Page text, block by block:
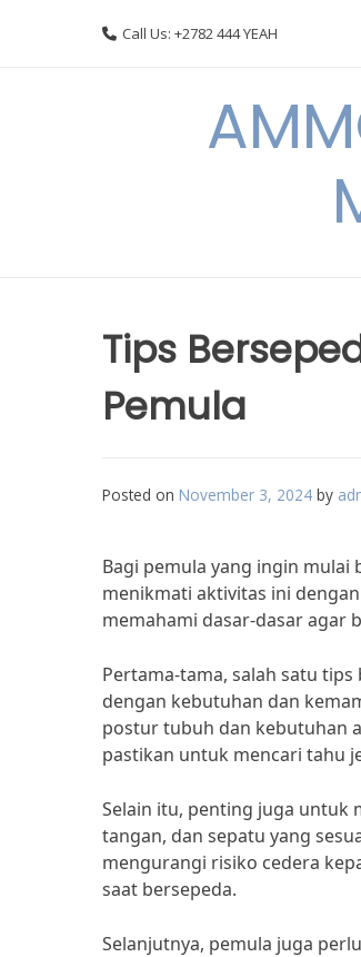
Call Us: +2782 444 YEAH
Tips
Pemula
Posted on November 3, 2024 by
Bagi pemula yang ingin mulai
menikmati aktivitas ini
memahami dasar-dasar agar
Pertama-tama, salah satu
dengan kebutuhan dan
postur tubuh dan kebutuhan
pastikan untuk mencari tahu
Selain itu, penting juga untuk
tangan, dan sepatu yang
mengurangi risiko cedera
saat bersepeda.
Selanjutnya, pemula juga